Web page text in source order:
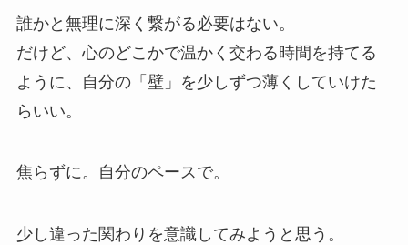
誰かと無理に深く繋がる必要はない。
だけど、心のどこかで温かく交わる時間を持てる
ように、自分の「壁」を少しずつ薄くしていけた
らいい。
焦らずに。自分のペースで。
少し違った関わりを意識してみようと思う。